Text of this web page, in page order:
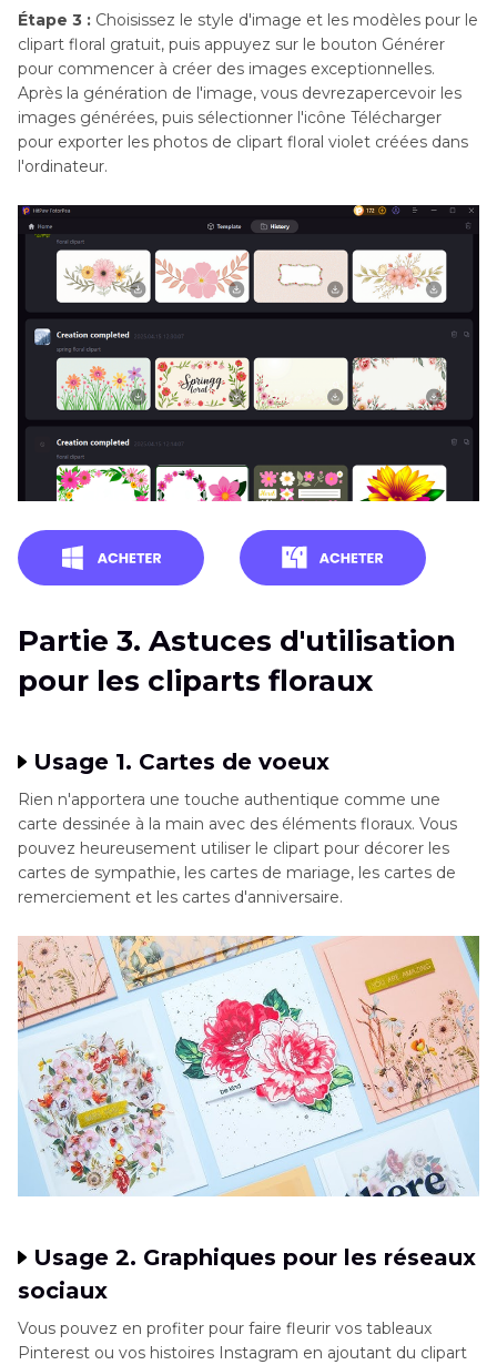
Étape 3 : Choisissez le style d'image et les modèles pour le
clipart floral gratuit, puis appuyez sur le bouton Générer
pour commencer à créer des images exceptionnelles.
Après la génération de l'image, vous devrezapercevoir les
images générées, puis sélectionner l'icône Télécharger
pour exporter les photos de clipart floral violet créées dans
l'ordinateur.
Partie 3. Astuces d'utilisation
pour les cliparts floraux
Usage 1. Cartes de voeux
Rien n'apportera une touche authentique comme une
carte dessinée à la main avec des éléments floraux. Vous
pouvez heureusement utiliser le clipart pour décorer les
cartes de sympathie, les cartes de mariage, les cartes de
remerciement et les cartes d'anniversaire.
Usage 2. Graphiques pour les réseaux
sociaux
Vous pouvez en profiter pour faire fleurir vos tableaux
Pinterest ou vos histoires Instagram en ajoutant du clipart